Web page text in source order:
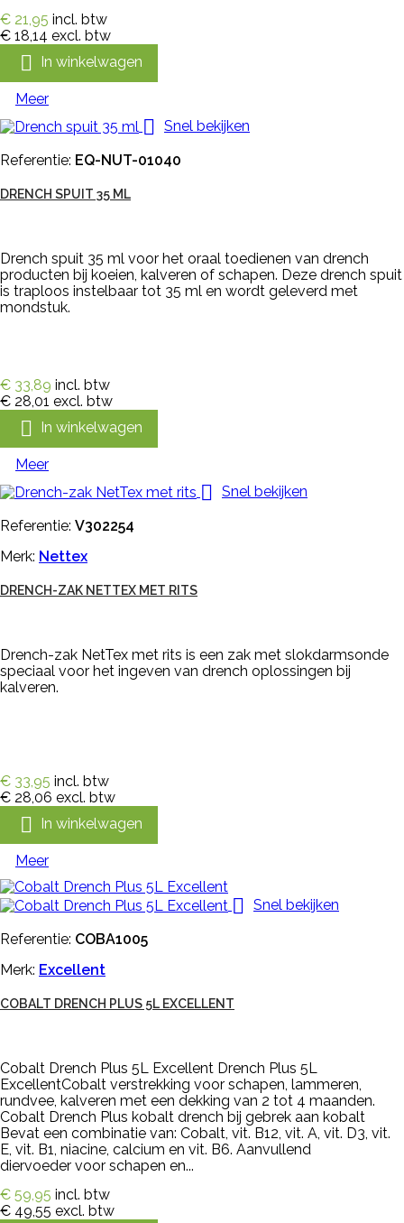
€ 21,95 incl. btw
€ 18,14 excl. btw
 In winkelwagen
Meer
 Snel bekijken
Referentie: EQ-NUT-01040
DRENCH SPUIT 35 ML
Drench spuit 35 ml voor het oraal toedienen van drench
producten bij koeien, kalveren of schapen. Deze drench spuit
is traploos instelbaar tot 35 ml en wordt geleverd met
mondstuk.
€ 33,89 incl. btw
€ 28,01 excl. btw
 In winkelwagen
Meer
 Snel bekijken
Referentie: V302254
Merk: Nettex
DRENCH-ZAK NETTEX MET RITS
Drench-zak NetTex met rits is een zak met slokdarmsonde
speciaal voor het ingeven van drench oplossingen bij
kalveren.
€ 33,95 incl. btw
€ 28,06 excl. btw
 In winkelwagen
Meer
 Snel bekijken
Referentie: COBA1005
Merk: Excellent
COBALT DRENCH PLUS 5L EXCELLENT
Cobalt Drench Plus 5L Excellent Drench Plus 5L
ExcellentCobalt verstrekking voor schapen, lammeren,
rundvee, kalveren met een dekking van 2 tot 4 maanden.
Cobalt Drench Plus kobalt drench bij gebrek aan kobalt
Bevat een combinatie van: Cobalt, vit. B12, vit. A, vit. D3, vit.
E, vit. B1, niacine, calcium en vit. B6. Aanvullend
diervoeder voor schapen en...
€ 59,95 incl. btw
€ 49,55 excl. btw